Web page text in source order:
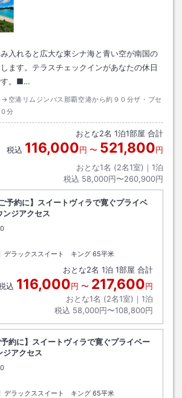
入れると広大な東シナ海と青い空が南国の
ます。テラスチェックインがあなたの休日
す。■…
空港リムジンバス那覇空港から約９０分ザ・ブセ
分
おとな2名 1泊1部屋 合計
税込 116,000円 〜 521,800円
おとな1名 (2名1室)｜ 1泊
税込 58,000円〜260,900円
予約に】スイートヴィラで寛ぐプライベ
ジアクセス
クアウト
デラックススイート キング 65平米
おとな2名 1泊 1部屋 合計
込 116,000円 〜 217,600円
おとな1名 (2名1室)｜ 1泊
税込 58,000円〜108,800円
予約に】スイートヴィラで寛ぐプライベー
アクセス
クアウト
デラックススイート キング 65平米